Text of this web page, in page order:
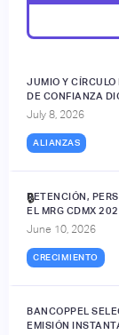
JUMIO Y
DE CONFIANZA
July 8, 2026
ALIANZAS
RETENCIÓN,
EL MRG CDMX
June 10, 2026
CRECIMIENTO
🔒
BANCOPPEL
EMISIÓN